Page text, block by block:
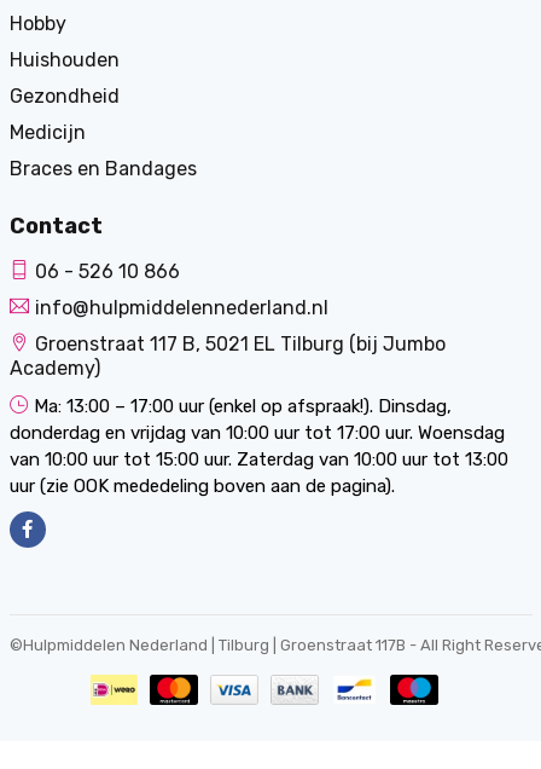
Hobby
Huishouden
Gezondheid
Medicijn
Braces en Bandages
Contact
06 - 526 10 866
info@hulpmiddelennederland.nl
Groenstraat 117 B, 5021 EL Tilburg (bij Jumbo
Academy)
Ma: 13:00 – 17:00 uur (enkel op afspraak!). Dinsdag,
donderdag en vrijdag van 10:00 uur tot 17:00 uur. Woensdag
van 10:00 uur tot 15:00 uur. Zaterdag van 10:00 uur tot 13:00
uur (zie OOK mededeling boven aan de pagina).
©Hulpmiddelen Nederland | Tilburg | Groenstraat 117B - All Right